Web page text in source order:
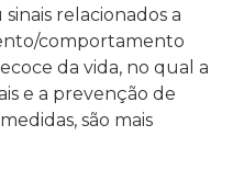
relacionados a
comportamento
da vida, no qual a
e a prevenção de
são mais